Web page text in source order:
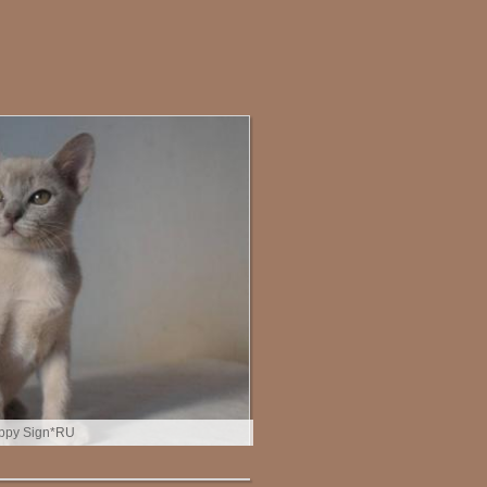
Sign*RU